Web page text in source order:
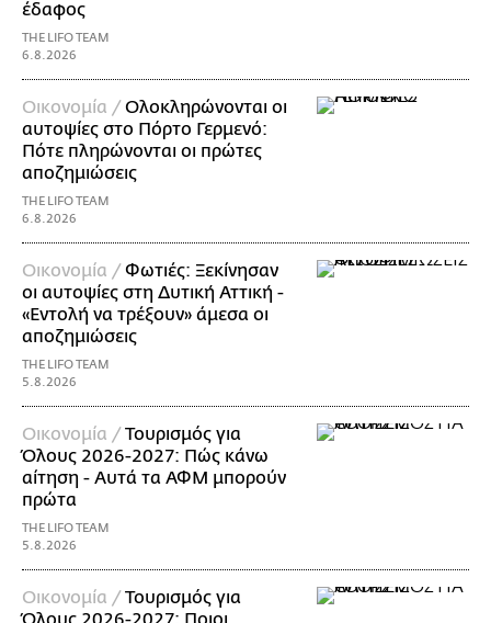
έδαφος
THE LIFO TEAM
6.8.2026
Οικονομία /Ολοκληρώνονται οι
αυτοψίες στο Πόρτο Γερμενό:
Πότε πληρώνονται οι πρώτες
αποζημιώσεις
THE LIFO TEAM
6.8.2026
Οικονομία /Φωτιές: Ξεκίνησαν
οι αυτοψίες στη Δυτική Αττική -
«Εντολή να τρέξουν» άμεσα οι
αποζημιώσεις
THE LIFO TEAM
5.8.2026
Οικονομία /Τουρισμός για
Όλους 2026-2027: Πώς κάνω
αίτηση - Αυτά τα ΑΦΜ μπορούν
πρώτα
THE LIFO TEAM
5.8.2026
Οικονομία /Τουρισμός για